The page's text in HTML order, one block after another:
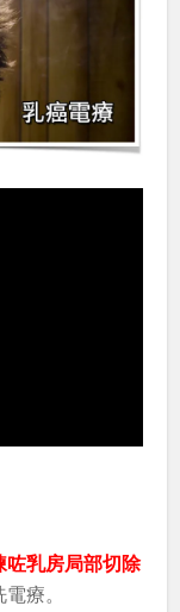
咗乳房局部切除
療。